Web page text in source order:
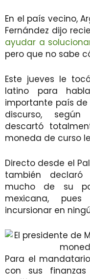
En el país vecino,
Fernández dijo
ayudar a
pero que no sabe
Este jueves le
latino para
importante país de
discurso, según
descartó
moneda de curso
Directo desde el
también
mucho de su
mexicana,
incursionar en
Para el
con sus